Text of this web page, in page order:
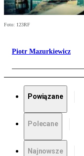
Foto: 123RF
Piotr Mazurkiewicz
Powiązane
Polecane
Najnowsze